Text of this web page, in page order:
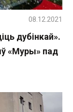
дубінкай».
«Муры» пад
08.12.2021